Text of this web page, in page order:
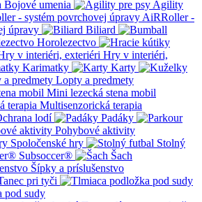
Bojové umenia
Agility
AiRRoller -
úpravy
Biliard
Horolezectvo
Hry v interiéri,
Karimatky
Karty
Lopty a predmety
Mini lezecká stena mobil
Multisenzorická terapia
lodí
Padáky
Pohybové aktivity
Spoločenské hry
Stolný
Subsoccer®
Šach
Šípky a príslušenstvo
pri tyči
pod sudy